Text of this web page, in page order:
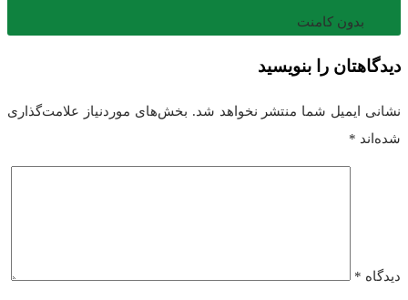
بدون کامنت
را بنویسید
ایمیل شما منتشر نخواهد شد. بخش‌های موردنیاز علامت‌گذاری
*
*